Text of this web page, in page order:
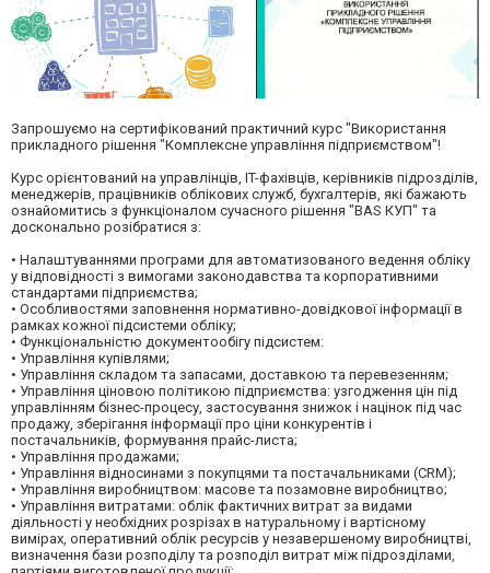
Запрошуємо на сертифікований практичний курс "Використання
прикладного рішення "Комплексне управління підприємством"!
Курс орієнтований на управлінців, IT-фахівців, керівників підрозділів,
менеджерів, працівників облікових служб, бухгалтерів, які бажають
ознайомитись з функціоналом сучасного рішення "BAS КУП" та
досконально розібратися з:
• Налаштуваннями програми для автоматизованого ведення обліку
у відповідності з вимогами законодавства та корпоративними
стандартами підприємства;
• Особливостями заповнення нормативно-довідкової інформації в
рамках кожної підсистеми обліку;
• Функціональністю документообігу підсистем:
• Управління купівлями;
• Управління складом та запасами, доставкою та перевезенням;
• Управління ціновою політикою підприємства: узгодження цін під
управлінням бізнес-процесу, застосування знижок і націнок під час
продажу, зберігання інформації про ціни конкурентів і
постачальників, формування прайс-листа;
• Управління продажами;
• Управління відносинами з покупцями та постачальниками (CRM);
• Управління виробництвом: масове та позамовне виробництво;
• Управління витратами: облік фактичних витрат за видами
діяльності у необхідних розрізах в натуральному і вартісному
вимірах, оперативний облік ресурсів у незавершеному виробництві,
визначення бази розподілу та розподіл витрат між підрозділами,